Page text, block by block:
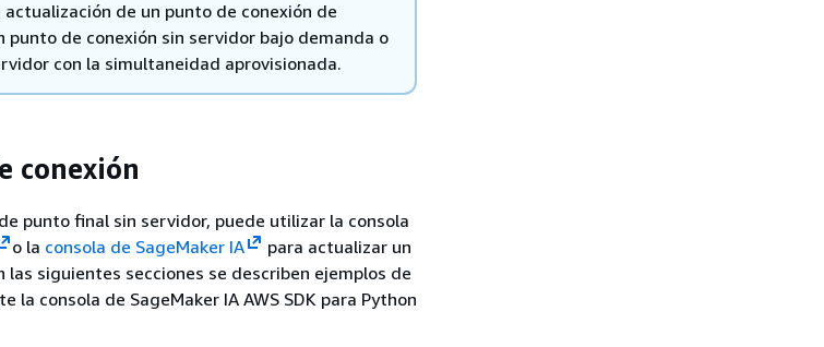
de un punto de conexión de
de conexión sin servidor bajo demanda o
con la simultaneidad aprovisionada.
conexión
punto final sin servidor, puede utilizar la consola
o la consola de SageMaker IA
para actualizar un
siguientes secciones se describen ejemplos de
consola de SageMaker IA AWS SDK para Python